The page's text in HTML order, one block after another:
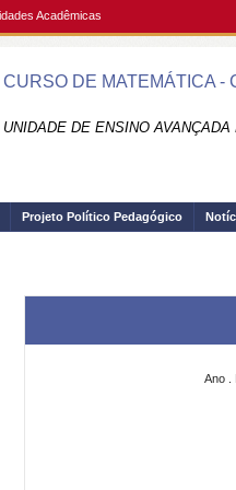
Acadêmicas
CURSO DE MATEMÁTICA -
UNIDADE DE ENSINO
Projeto Político Pedagógico
Ano .